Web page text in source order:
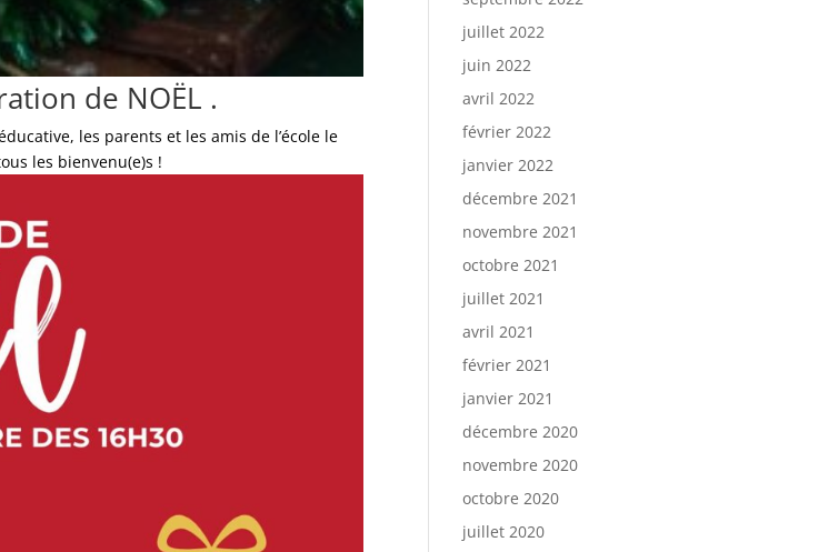
de NOËL .
les parents et les amis de l’école le
les bienvenu(e)s !
juillet 2022
juin 2022
avril 2022
février 2022
janvier 2022
décembre 2021
novembre 2021
octobre 2021
juillet 2021
avril 2021
février 2021
janvier 2021
décembre 2020
novembre 2020
octobre 2020
juillet 2020